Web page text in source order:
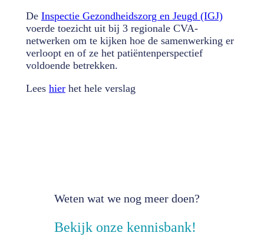
De Inspectie Gezondheidszorg en Jeugd (IGJ)
voerde toezicht uit bij 3 regionale CVA-
netwerken om te kijken hoe de samenwerking er
verloopt en of ze het patiëntenperspectief
voldoende betrekken.
Lees hier het hele verslag
Weten wat we nog meer doen?
Bekijk onze kennisbank!